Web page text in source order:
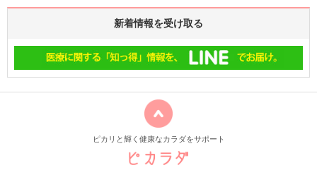
新着情報を受け取る
ピカリと輝く健康なカラダをサポート